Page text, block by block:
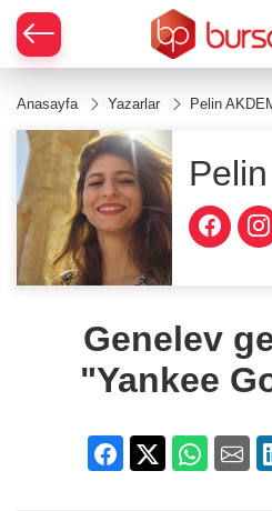
Anasayfa Yazarlar Pelin
Genelev
"Yankee